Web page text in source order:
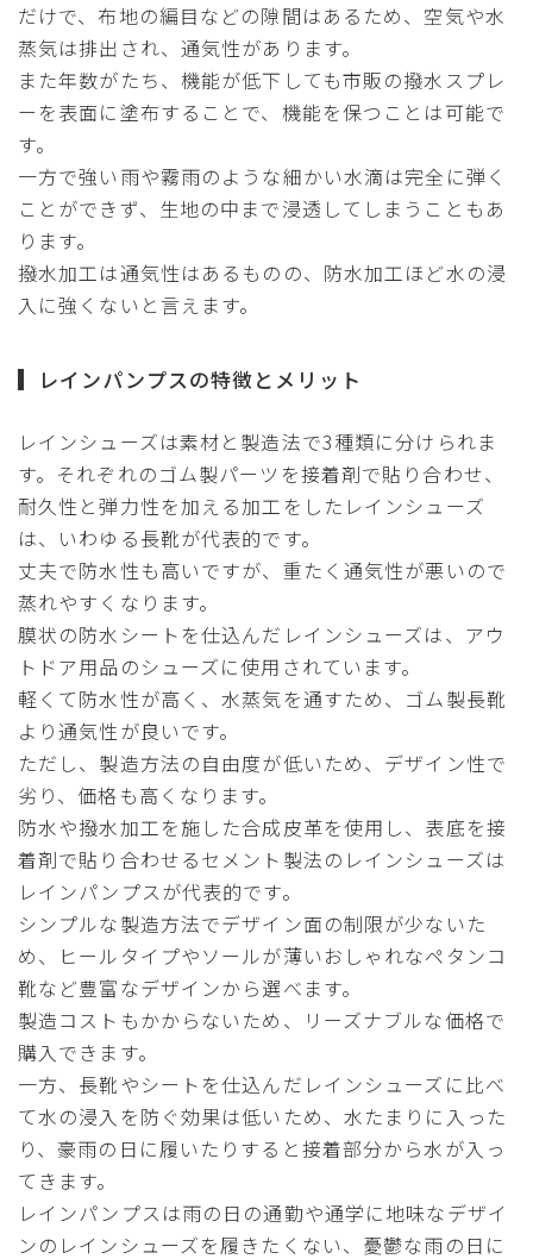
だけで、布地の編目などの隙間はあるため、空気や水
蒸気は排出され、通気性があります。
また年数がたち、機能が低下しても市販の撥水スプレ
ーを表面に塗布することで、機能を保つことは可能で
す。
一方で強い雨や霧雨のような細かい水滴は完全に弾く
ことができず、生地の中まで浸透してしまうこともあ
ります。
撥水加工は通気性はあるものの、防水加工ほど水の浸
入に強くないと言えます。
レインパンプスの特徴とメリット
レインシューズは素材と製造法で3種類に分けられま
す。それぞれのゴム製パーツを接着剤で貼り合わせ、
耐久性と弾力性を加える加工をしたレインシューズ
は、いわゆる長靴が代表的です。
丈夫で防水性も高いですが、重たく通気性が悪いので
蒸れやすくなります。
膜状の防水シートを仕込んだレインシューズは、アウ
トドア用品のシューズに使用されています。
軽くて防水性が高く、水蒸気を通すため、ゴム製長靴
より通気性が良いです。
ただし、製造方法の自由度が低いため、デザイン性で
劣り、価格も高くなります。
防水や撥水加工を施した合成皮革を使用し、表底を接
着剤で貼り合わせるセメント製法のレインシューズは
レインパンプスが代表的です。
シンプルな製造方法でデザイン面の制限が少ないた
め、ヒールタイプやソールが薄いおしゃれなペタンコ
靴など豊富なデザインから選べます。
製造コストもかからないため、リーズナブルな価格で
購入できます。
一方、長靴やシートを仕込んだレインシューズに比べ
て水の浸入を防ぐ効果は低いため、水たまりに入った
り、豪雨の日に履いたりすると接着部分から水が入っ
てきます。
レインパンプスは雨の日の通勤や通学に地味なデザイ
ンのレインシューズを履きたくない、憂鬱な雨の日に